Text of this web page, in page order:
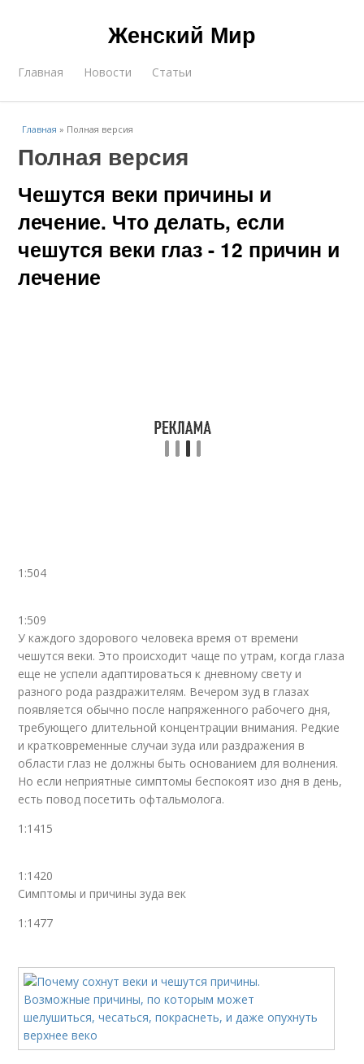
Женский Мир
Главная Новости Статьи
Главная » Полная версия
Полная версия
Чешутся веки причины и
лечение. Что делать, если
чешутся веки глаз - 12 причин и
лечение
1:504
1:509
У каждого здорового человека время от времени
чешутся веки. Это происходит чаще по утрам, когда глаза
еще не успели адаптироваться к дневному свету и
разного рода раздражителям. Вечером зуд в глазах
появляется обычно после напряженного рабочего дня,
требующего длительной концентрации внимания. Редкие
и кратковременные случаи зуда или раздражения в
области глаз не должны быть основанием для волнения.
Но если неприятные симптомы беспокоят изо дня в день,
есть повод посетить офтальмолога.
1:1415
1:1420
Симптомы и причины зуда век
1:1477